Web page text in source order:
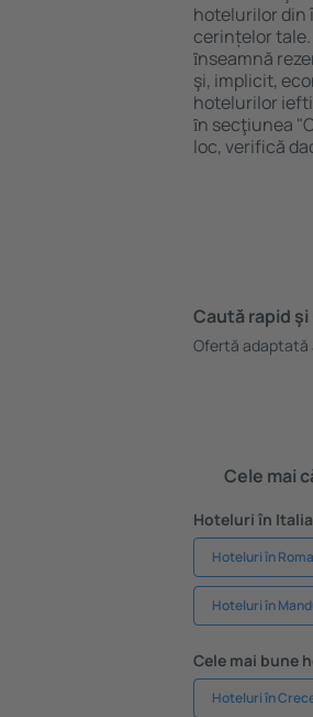
hotelurilor din
cerințelor
ȋnseamnă
şi, implicit,
hotelurilor
ȋn secţiunea
loc, verifică
Caută rapid
Ofertă
Cele mai
Hoteluri în
Hoteluri în Roma
Hoteluri în
Cele mai bune
Hoteluri în